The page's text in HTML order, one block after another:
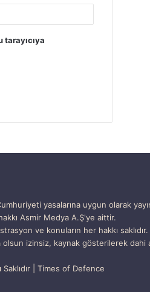
tarayıcıya
yasalarına uygun olarak
Asmir Medya A.Ş'ye aittir.
ve konuların her hakkı saklıdır.
izinsiz, kaynak gösterilerek dahi
| Times of Defence